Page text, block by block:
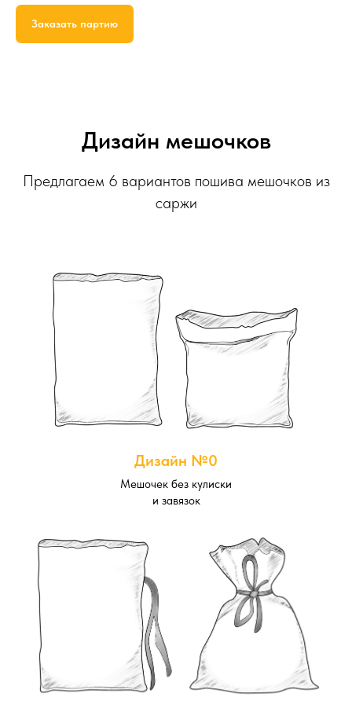
Заказать партию
Дизайн мешочков
Предлагаем 6 вариантов пошива мешочков из
саржи
Дизайн №0
Мешочек без кулиски
и завязок